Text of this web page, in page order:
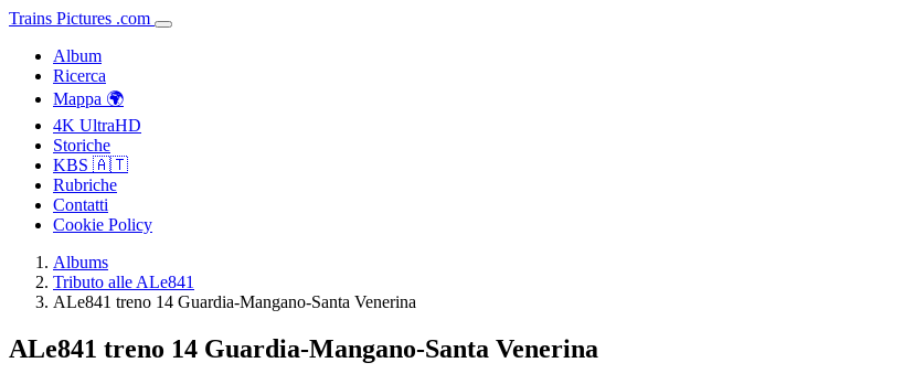
Trains Pictures .com
Album
Ricerca
Mappa 🌍
4K UltraHD
Storiche
KBS 🇦🇹
Rubriche
Contatti
Cookie Policy
Albums
Tributo alle ALe841
ALe841 treno 14 Guardia-Mangano-Santa Venerina
ALe841 treno 14 Guardia-Mangano-Santa Venerina